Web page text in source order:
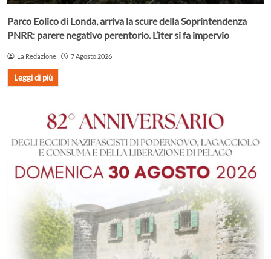
Parco Eolico di Londa, arriva la scure della Soprintendenza
PNRR: parere negativo perentorio. L’iter si fa impervio
La Redazione 7 Agosto 2026
Leggi di più